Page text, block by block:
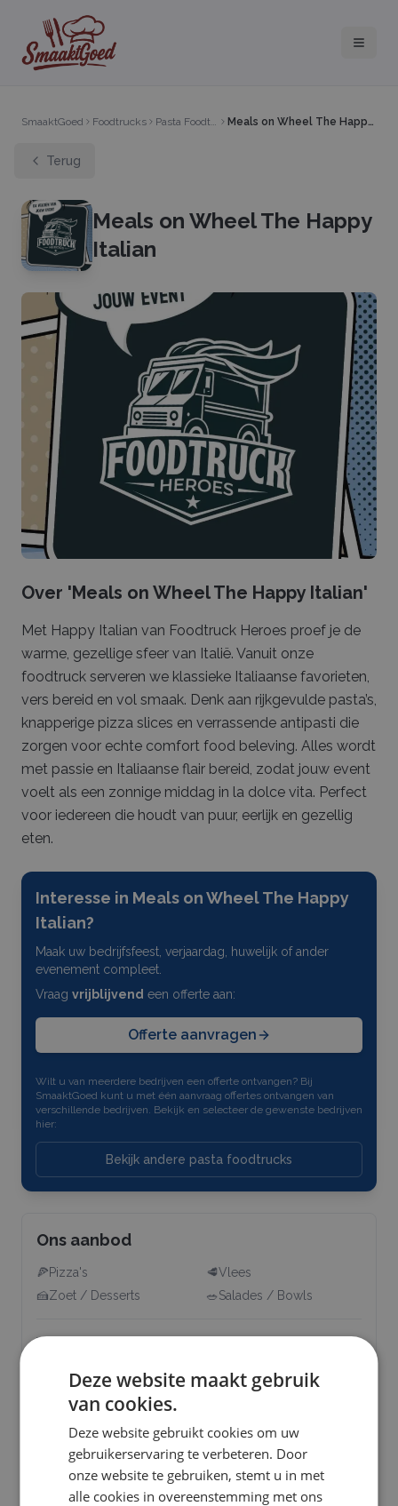
SmaaktGoed Foodtrucks Pasta Foodtruck Meals on Wheel The Happy Italian
Terug
Meals on Wheel The Happy
Italian
Over 'Meals on Wheel The Happy Italian'
Met Happy Italian van Foodtruck Heroes proef je de
warme, gezellige sfeer van Italië. Vanuit onze
foodtruck serveren we klassieke Italiaanse favorieten,
vers bereid en vol smaak. Denk aan rijkgevulde pasta’s,
knapperige pizza slices en verrassende antipasti die
zorgen voor echte comfort food beleving. Alles wordt
met passie en Italiaanse flair bereid, zodat jouw event
voelt als een zonnige middag in la dolce vita. Perfect
voor iedereen die houdt van puur, eerlijk en gezellig
eten.
Interesse in Meals on Wheel The Happy
Italian?
Maak uw bedrijfsfeest, verjaardag, huwelijk of ander
evenement compleet.
Vraag vrijblijvend een offerte aan:
Offerte aanvragen
Wilt u van meerdere bedrijven een offerte ontvangen? Bij
SmaaktGoed kunt u met één aanvraag offertes ontvangen van
verschillende bedrijven. Bekijk en selecteer de gewenste bedrijven
hier:
Bekijk andere pasta foodtrucks
Ons aanbod
🍕Pizza's 🥩Vlees
🍰Zoet / Desserts 🥗Salades / Bowls
Wij kunnen rekening houden met deze allergieën &
Vegetarisch 🌱Vegan
Glutenvrij
Notenvrij ☪️Halal
Heeft u een andere allergie of dieetwens? Informeer
dan bij uw aanvraag naar de mogelijkheden.
Deze website maakt gebruik
van cookies.
Deze website gebruikt cookies om uw
gebruikerservaring te verbeteren. Door
onze website te gebruiken, stemt u in met
alle cookies in overeenstemming met ons